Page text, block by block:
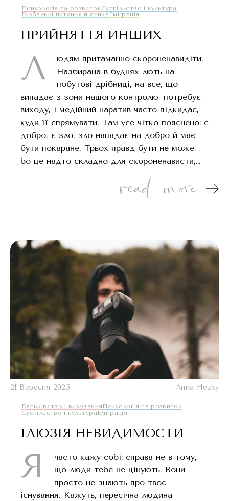
Психологія та розвитокСуспільство і культура
Глобальні питання й етика Еміграція
ПРИЙНЯТТЯ ИНШИХ
Л
юдям притаманно скороненавидіти.
Назбирана в буднях лють на
побутові дрібниці, на все, що
випадає з зони нашого контролю, потребує
виходу, і медійний наратив часто підкидає,
куди її спрямувати. Там усе чітко пояснено: є
добро, є зло, зло нападає на добро й має
бути покаране. Трьох правд бути не може,
бо це надто складно для скороненависти,…
21 Вересня 2025 Anna Hezky
Батьківство і виховання Психологія та розвиток
Суспільство і культура Еміграція
ІЛЮЗІЯ НЕВИДИМОСТИ
Я
часто кажу собі: справа не в тому,
що люди тебе не цінують. Вони
просто не знають про твоє
існування. Кажуть, пересічна людина